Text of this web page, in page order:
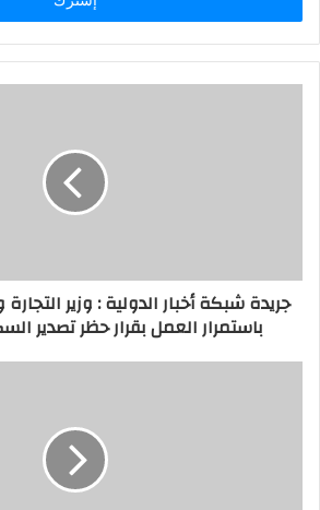
جريدة شبكة أخبار الدولية : وزير
باستمرار العمل بقرار حظر تصدير السكر